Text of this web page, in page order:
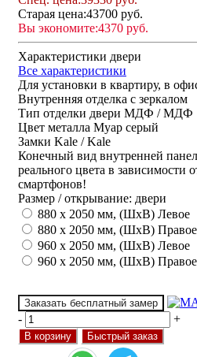
Старая цена:43700 руб.
Вы экономите:4370 руб.
Характеристики двери
Все характеристики
Для установки в квартиру, в
Внутренняя отделка с зеркалом
Тип отделки двери МДФ / МДФ
Цвет металла Муар серый
Замки Kale / Kale
Конечный вид внутренней
реального цвета в зависимости
смартфонов!
Размер / открывание: двери
880 х 2050 мм, (ШхВ) Левое
880 х 2050 мм, (ШхВ) Правое
960 х 2050 мм, (ШхВ) Левое
960 х 2050 мм, (ШхВ) Правое
Заказать бесплатный замер
- +
В корзину Быстрый заказ